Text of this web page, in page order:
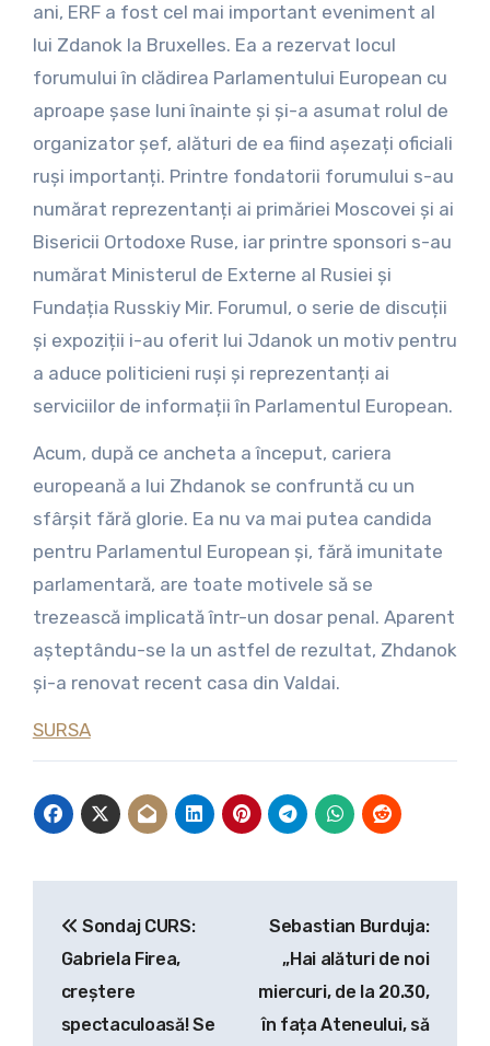
ani, ERF a fost cel mai important eveniment al
lui Zdanok la Bruxelles. Ea a rezervat locul
forumului în clădirea Parlamentului European cu
aproape șase luni înainte și și-a asumat rolul de
organizator șef, alături de ea fiind așezați oficiali
ruși importanți. Printre fondatorii forumului s-au
numărat reprezentanți ai primăriei Moscovei și ai
Bisericii Ortodoxe Ruse, iar printre sponsori s-au
numărat Ministerul de Externe al Rusiei și
Fundația Russkiy Mir. Forumul, o serie de discuții
și expoziții i-au oferit lui Jdanok un motiv pentru
a aduce politicieni ruși și reprezentanți ai
serviciilor de informații în Parlamentul European.
Acum, după ce ancheta a început, cariera
europeană a lui Zhdanok se confruntă cu un
sfârșit fără glorie. Ea nu va mai putea candida
pentru Parlamentul European și, fără imunitate
parlamentară, are toate motivele să se
trezească implicată într-un dosar penal. Aparent
așteptându-se la un astfel de rezultat, Zhdanok
și-a renovat recent casa din Valdai.
SURSA
articole
Sondaj CURS:
Gabriela Firea,
creștere
spectaculoasă! Se
Sebastian Burduja:
„Hai alături de noi
miercuri, de la 20.30,
în fața Ateneului, să